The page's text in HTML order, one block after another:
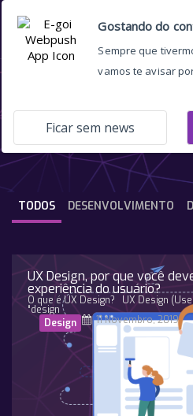
DESENVOLVIMENTO
TODOS
UX Design, por que você
experiência do usuário?
O que é UX Design? UX Design
“design
Design
11 Novembro, 2019